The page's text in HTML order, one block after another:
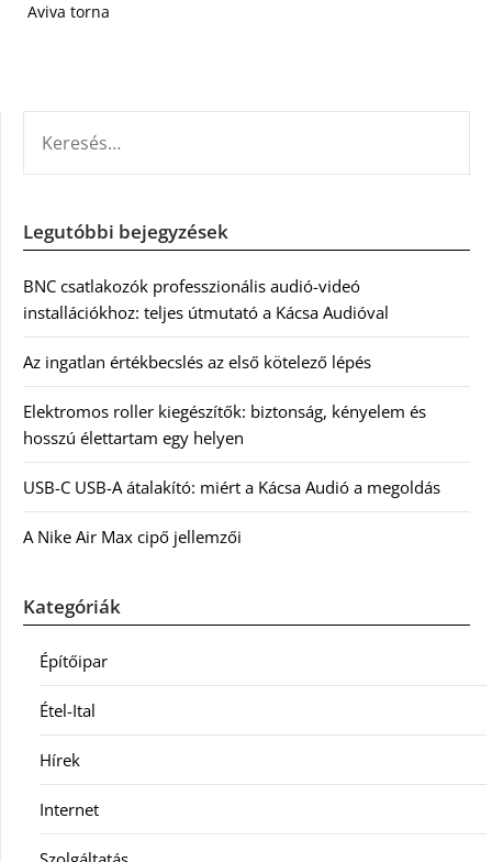
Aviva torna
Legutóbbi bejegyzések
BNC csatlakozók professzionális audió-videó
installációkhoz: teljes útmutató a Kácsa Audióval
Az ingatlan értékbecslés az első kötelező lépés
Elektromos roller kiegészítők: biztonság, kényelem és
hosszú élettartam egy helyen
USB-C USB-A átalakító: miért a Kácsa Audió a megoldás
A Nike Air Max cipő jellemzői
Kategóriák
Építőipar
Étel-Ital
Hírek
Internet